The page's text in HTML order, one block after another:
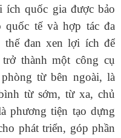
ích quốc gia được bảo
quốc tế và hợp tác đa
thế đan xen lợi ích để
thành một công cụ
từ bên ngoài, là
từ sớm, từ xa, chủ
phương tiện tạo dựng
phát triển, góp phần